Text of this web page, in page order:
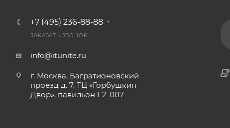
+7 (495) 236-88-88
ЗАКАЗАТЬ ЗВОНОК
info@itunite.ru
г. Москва, Багратионовский
проезд д. 7, ТЦ «Горбушкин
Двор», павильон F2-007